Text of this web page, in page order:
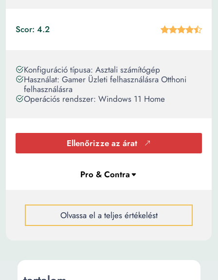
Scor: 4.2
Konfiguráció típusa: Asztali számítógép
Használat: Gamer Üzleti felhasználásra Otthoni
felhasználásra
Operációs rendszer: Windows 11 Home
Ellenőrizze az árat
Olvassa el a teljes értékelést